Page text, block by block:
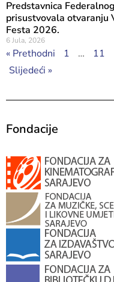
Predstavnica
prisustvovala otvaranju
Festa 2026.
6 Jula, 2026
« Prethodni 1 … 11
Slijedeći »
Fondacije